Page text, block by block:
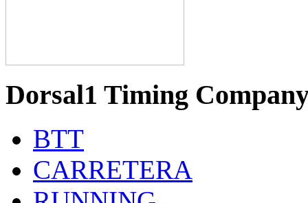
Dorsal1 Timing
BTT
CARRETERA